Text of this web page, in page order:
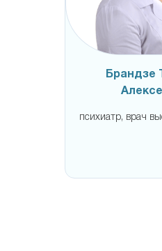
Брандзе
психиатр, врач